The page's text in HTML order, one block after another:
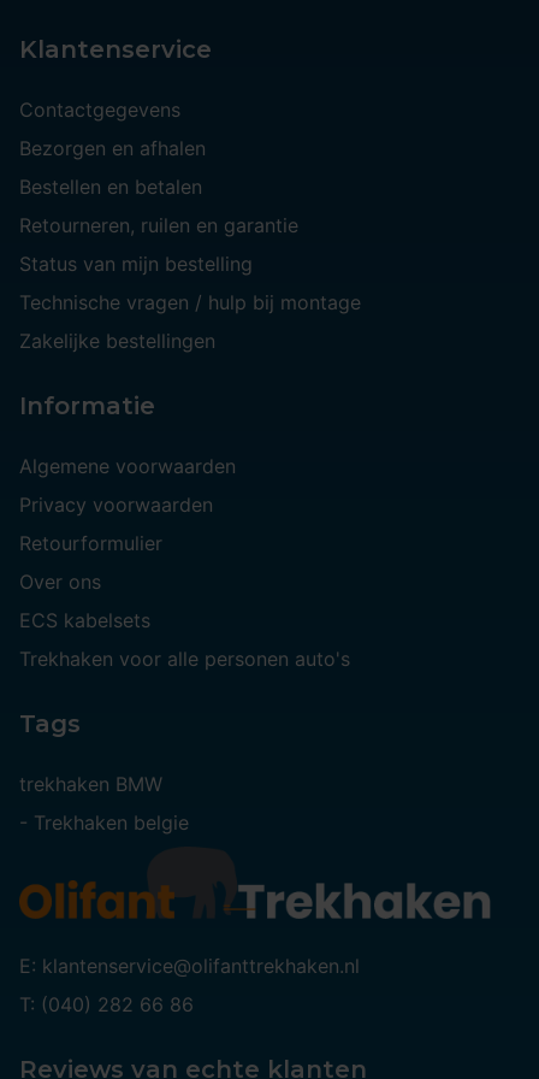
Klantenservice
Contactgegevens
Bezorgen en afhalen
Bestellen en betalen
Retourneren, ruilen en garantie
Status van mijn bestelling
Technische vragen / hulp bij montage
Zakelijke bestellingen
Informatie
Algemene voorwaarden
Privacy voorwaarden
Retourformulier
Over ons
ECS kabelsets
Trekhaken voor alle personen auto's
Tags
trekhaken BMW
- Trekhaken belgie
E: klantenservice@olifanttrekhaken.nl
T: (040) 282 66 86
Reviews van echte klanten